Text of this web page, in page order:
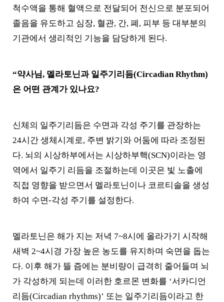
척수액을 통해 혈액으로 전달되어 전신으로 분포되어
졸음을 유도하고 심장, 혈관, 간, 폐, 피부 등 대부분의
기관에서 생리적인 기능을 담당하게 된다.
“약사님, 멜라토닌과 일주기리듬(Circadian Rhythm)
은 어떤 관계가 있나요?
신체의 일주기리듬은 수면과 각성 주기를 관장하는
24시간 생체시계로, 주변 밝기와 어둠에 따라 조정된
다. 뇌의 시상하부에서는 시상하부핵(SCN)이라는 영
역에서 일주기 리듬을 조절하는데 이곳은 빛 노출에
직접 영향을 받으면서 멜라토닌이나 코르티솔을 생성
하여 수면-각성 주기를 설정한다.
멜라토닌은 해가 지는 저녁 7~8시에 올라가기 시작해
새벽 2~4시경 가장 높은 농도를 유지하며 숙면을 돕는
다. 이후 해가 뜰 즘에는 분비량이 급격히 줄어들며 뇌
가 각성하게 되는데 이러한 호르몬 변화를 ‘서카디언
리듬(Circadian rhythms)’ 또는 일주기리듬이라고 한